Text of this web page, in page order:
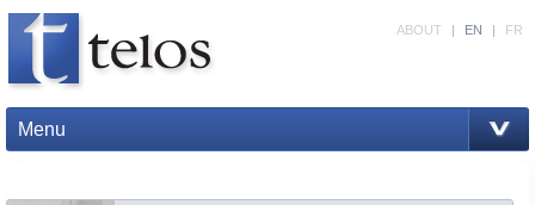
Menu
ABOUT | EN | FR